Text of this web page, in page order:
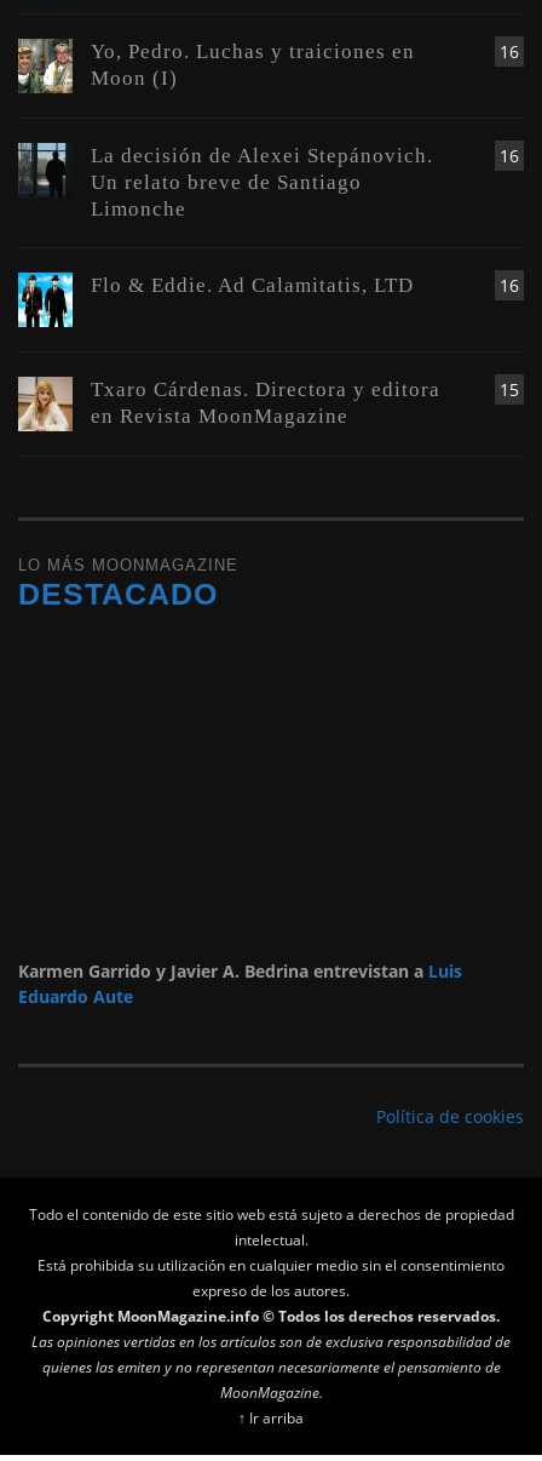
16
Yo, Pedro. Luchas y traiciones en
Moon (I)
16
La decisión de Alexei Stepánovich.
Un relato breve de Santiago
Limonche
16
Flo & Eddie. Ad Calamitatis, LTD
15
Txaro Cárdenas. Directora y editora
en Revista MoonMagazine
LO MÁS MOONMAGAZINE
DESTACADO
Karmen Garrido y Javier A. Bedrina entrevistan a Luis
Eduardo Aute
Política de cookies
Todo el contenido de este sitio web está sujeto a derechos de propiedad
intelectual.
Está prohibida su utilización en cualquier medio sin el consentimiento
expreso de los autores.
Copyright MoonMagazine.info © Todos los derechos reservados.
Las opiniones vertidas en los artículos son de exclusiva responsabilidad de
quienes las emiten y no representan necesariamente el pensamiento de
MoonMagazine.
↑ Ir arriba